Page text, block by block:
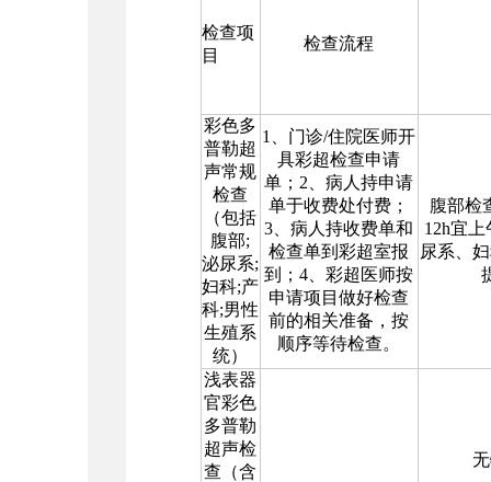
检查项
目
检查流程
彩色多
普勒超
声常规
检查
（包括
腹部;
泌尿系;
妇科;产
科;男性
生殖系
统）
1 、门诊/住院医师开
具彩超检查申请
单； 2 、病人持申请
单于收费处付费；
3 、病人持收费单和
检查单到彩超室报
到；4 、彩超医师按
申请项目做好检查
前的相关准备，按
顺序等待检查。
腹部检
12h宜上
尿系、
浅表器
官彩色
多普勒
超声检
查（含